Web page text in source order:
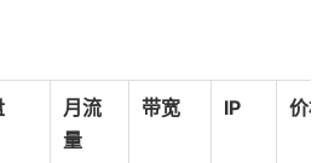
377.32
月流
量
带宽 IP 价格